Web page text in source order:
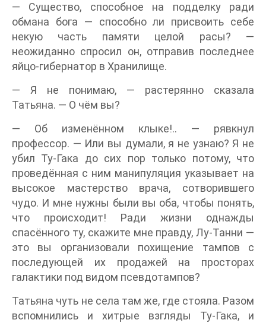
— Существо, способное на подделку ради
обмана бога — способно ли присвоить себе
некую часть памяти целой расы? —
неожиданно спросил он, отправив последнее
яйцо-гибернатор в Хранилище.
— Я не понимаю, — растерянно сказала
Татьяна. — О чём вы?
— Об изменённом клыке!.. — рявкнул
профессор. — Или вы думали, я не узнаю? Я не
убил Ту-Гака до сих пор только потому, что
проведённая с ним манипуляция указывает на
высокое мастерство врача, сотворившего
чудо. И мне нужны были вы оба, чтобы понять,
что происходит! Ради жизни однажды
спасённого ту, скажите мне правду, Лу-Танни —
это вы организовали похищение тампов с
последующей их продажей на просторах
галактики под видом псевдотампов?
Татьяна чуть не села там же, где стояла. Разом
вспомнились и хитрые взгляды Ту-Гака, и